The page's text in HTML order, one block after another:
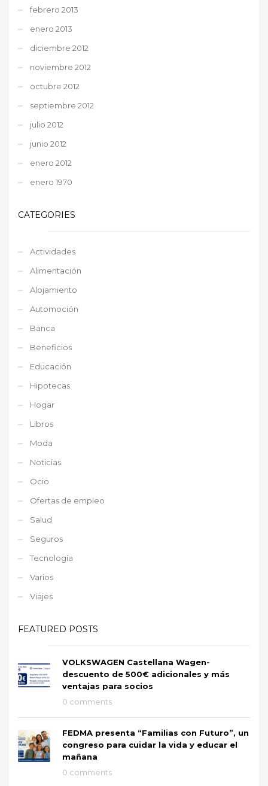
febrero 2013
enero 2013
diciembre 2012
noviembre 2012
octubre 2012
septiembre 2012
julio 2012
junio 2012
enero 2012
enero 1970
CATEGORIES
Actividades
Alimentación
Alojamiento
Automoción
Banca
Beneficios
Educación
Hipotecas
Hogar
Libros
Moda
Noticias
Ocio
Ofertas de empleo
Salud
Seguros
Tecnología
Varios
Viajes
FEATURED POSTS
VOLKSWAGEN Castellana Wagen-
descuento de 500€ adicionales y más
ventajas para socios
0 comments
FEDMA presenta “Familias con Futuro”, un
congreso para cuidar la vida y educar el
mañana
0 comments